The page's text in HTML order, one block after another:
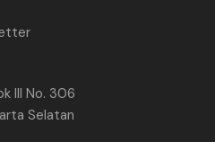
III No. 306
Selatan